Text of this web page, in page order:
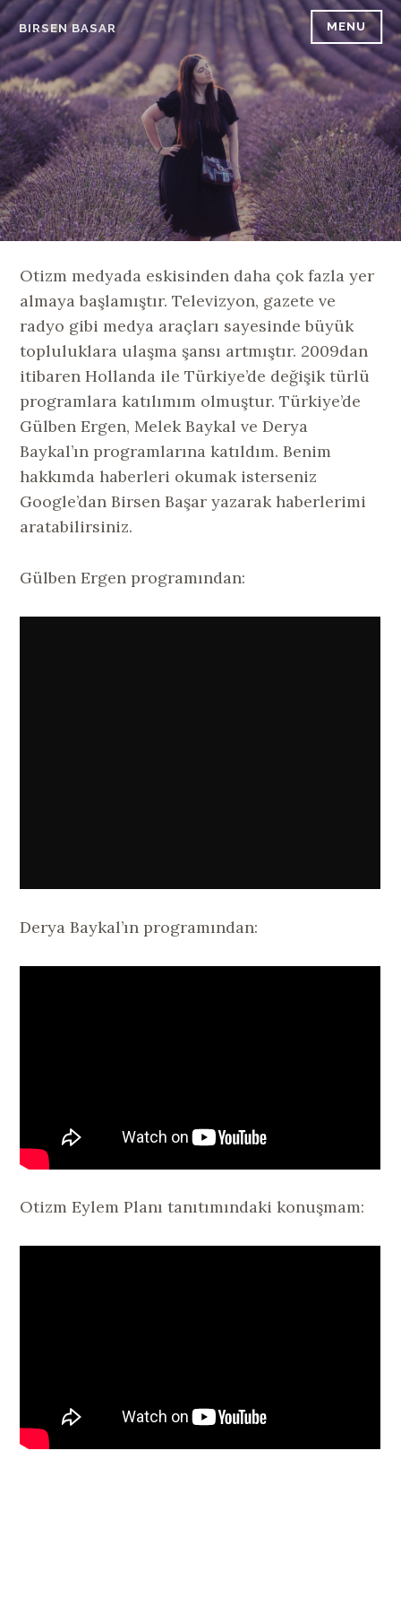
Skip
to
content
BIRSEN BASAR MENU
Otizm medyada eskisinden daha çok fazla yer
almaya başlamıştır. Televizyon, gazete ve
radyo gibi medya araçları sayesinde büyük
topluluklara ulaşma şansı artmıştır. 2009dan
itibaren Hollanda ile Türkiye’de değişik türlü
programlara katılımım olmuştur. Türkiye’de
Gülben Ergen, Melek Baykal ve Derya
Baykal’ın programlarına katıldım. Benim
hakkımda haberleri okumak isterseniz
Google’dan Birsen Başar yazarak haberlerimi
aratabilirsiniz.
Gülben Ergen programından:
Derya Baykal’ın programından:
Otizm Eylem Planı tanıtımındaki konuşmam: